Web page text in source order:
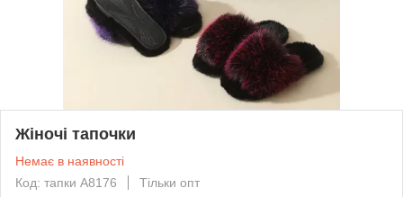
Жіночі тапочки
Немає в наявності
Код: тапки А8176
Тільки опт